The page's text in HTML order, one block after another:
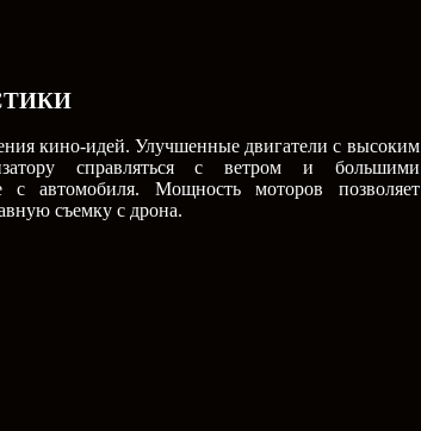
кино-идей. Улучшенные двигатели с высоким
справляться с ветром и большими
с автомобиля. Мощность моторов позволяет
съемку с дрона.